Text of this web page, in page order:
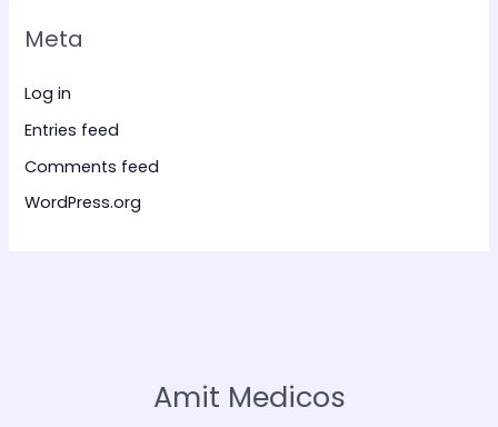
Meta
Log in
Entries feed
Comments feed
WordPress.org
Amit Medicos